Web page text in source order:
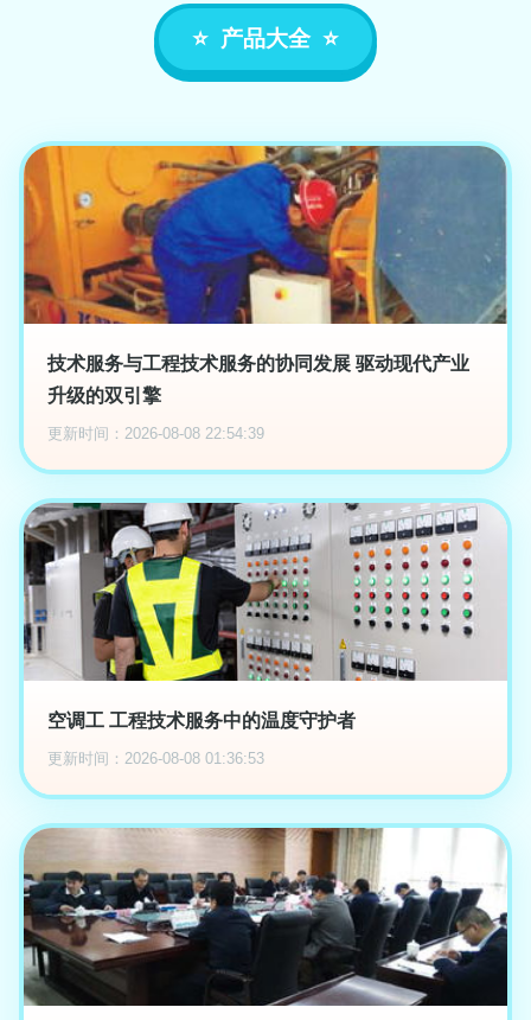
产品大全
技术服务与工程技术服务的协同发展 驱动现代产业
升级的双引擎
更新时间：2026-08-08 22:54:39
空调工 工程技术服务中的温度守护者
更新时间：2026-08-08 01:36:53